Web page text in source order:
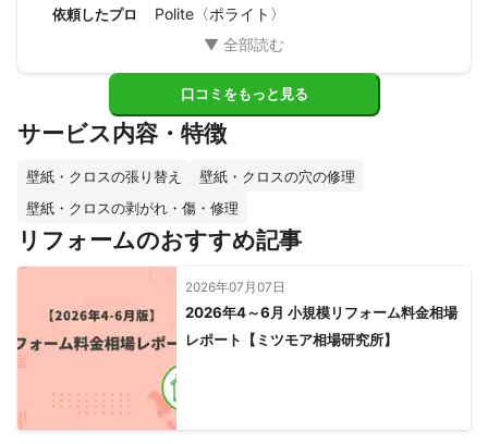
本当にありがとうございました😊
依頼したプロ Polite〈ポライト〉
口コミをもっと見る
サービス内容・特徴
壁紙・クロスの張り替え
壁紙・クロスの穴の修理
壁紙・クロスの剥がれ・傷・修理
リフォームのおすすめ記事
2026年07月07日
2026年4～6月 小規模リフォーム料金相場
レポート【ミツモア相場研究所】